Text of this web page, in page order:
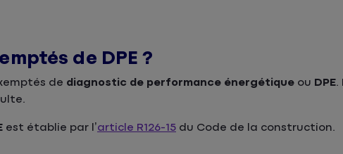
de DPE ?
de diagnostic de performance énergétique ou DPE.
est établie par l’article R126-15 du Code de la construction.